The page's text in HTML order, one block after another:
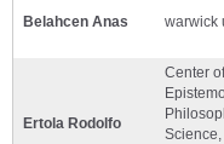
Belahcen Anas warwick
Ertola Rodolfo
Center